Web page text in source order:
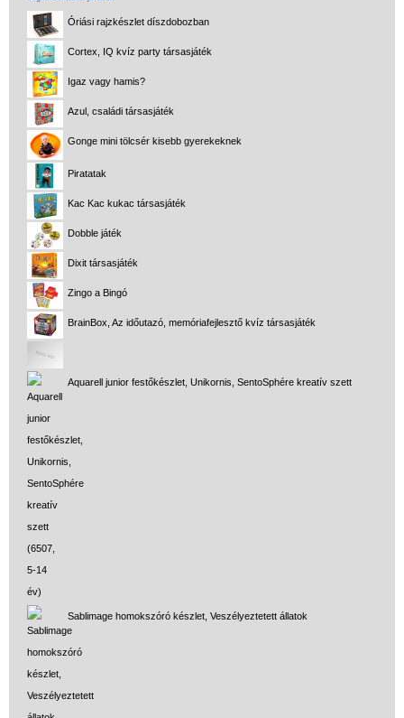
Óriási rajzkészlet díszdobozban
Cortex, IQ kvíz party társasjáték
Igaz vagy hamis?
Azul, családi társasjáték
Gonge mini tölcsér kisebb gyerekeknek
Piratatak
Kac Kac kukac társasjáték
Dobble játék
Dixit társasjáték
Zingo a Bingó
BrainBox, Az időutazó, memóriafejlesztő kvíz társasjáték
Aquarell junior festőkészlet, Unikornis, SentoSphére kreatív szett
Sablimage homokszóró készlet, Veszélyeztetett állatok